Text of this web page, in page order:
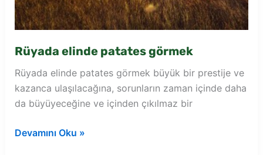
Rüyada elinde patates görmek
Rüyada elinde patates görmek büyük bir prestije ve
kazanca ulaşılacağına, sorunların zaman içinde daha
da büyüyeceğine ve içinden çıkılmaz bir
Rüyada
Devamını Oku »